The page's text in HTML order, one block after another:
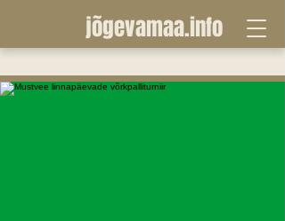
jõgevamaa.info